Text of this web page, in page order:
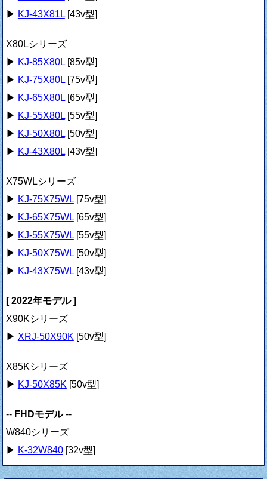
▶ KJ-43X81L[43v型]
X80Lシリーズ
▶ KJ-85X80L[85v型]
▶ KJ-75X80L[75v型]
▶ KJ-65X80L[65v型]
▶ KJ-55X80L[55v型]
▶ KJ-50X80L[50v型]
▶ KJ-43X80L[43v型]
X75WLシリーズ
▶ KJ-75X75WL[75v型]
▶ KJ-65X75WL[65v型]
▶ KJ-55X75WL[55v型]
▶ KJ-50X75WL[50v型]
▶ KJ-43X75WL[43v型]
[ 2022年モデル ]
X90Kシリーズ
▶ XRJ-50X90K [50v型]
X85Kシリーズ
▶ KJ-50X85K [50v型]
-- FHDモデル--
W840シリーズ
▶ K-32W840[32v型]